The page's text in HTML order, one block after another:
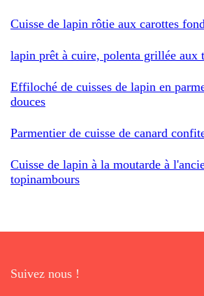
Cuisse de lapin rôtie aux carottes
lapin prêt à cuire, polenta grillée aux
Effiloché de cuisses de lapin en
douces
Parmentier de cuisse de canard
Cuisse de lapin à la moutarde à
topinambours
Suivez nous !